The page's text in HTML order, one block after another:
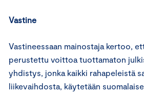
Vastine
Vastineessaan mainostaja kertoo,
perustettu voittoa tuottamaton
yhdistys, jonka kaikki rahapeleistä
liikevaihdosta, käytetään